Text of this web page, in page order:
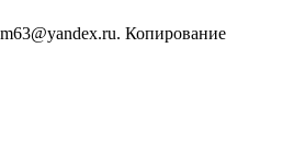
Копирование